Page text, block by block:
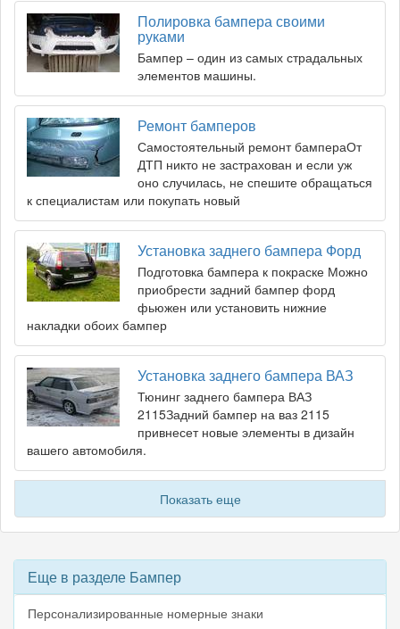
Полировка бампера своими
руками
Бампер – один из самых страдальных
элементов машины.
Ремонт бамперов
Самостоятельный ремонт бампераОт
ДТП никто не застрахован и если уж
оно случилась, не спешите обращаться
к специалистам или покупать новый
Установка заднего бампера Форд
Подготовка бампера к покраске Можно
приобрести задний бампер форд
фьюжен или установить нижние
накладки обоих бампер
Установка заднего бампера ВАЗ
Тюнинг заднего бампера ВАЗ
2115Задний бампер на ваз 2115
привнесет новые элементы в дизайн
вашего автомобиля.
Показать еще
Еще в разделе Бампер
Персонализированные номерные знаки